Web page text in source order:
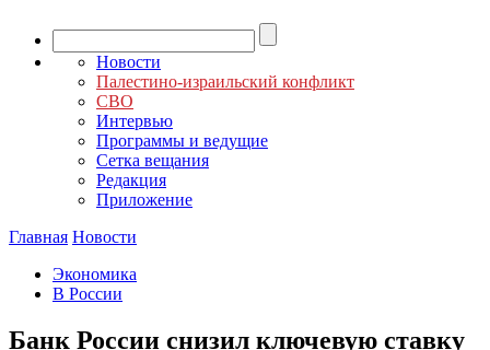
Новости
Палестино-израильский конфликт
СВО
Интервью
Программы и ведущие
Сетка вещания
Редакция
Приложение
Главная Новости
Экономика
В России
Банк России снизил ключевую ставку